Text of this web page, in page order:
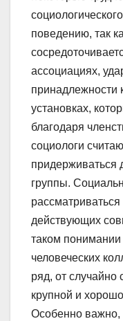
поведению, так
ассоциациях,
принадлежности
установках,
благодаря
социологи
придерживаться
группы.
действующих
таком понимании
человеческих
ряд, от
крупной и
Особенно важно,